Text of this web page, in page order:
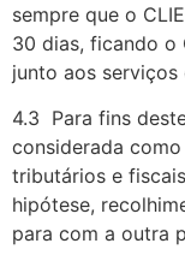
sempre que o
30 dias, ficando o
junto aos
4.3 Para fins
considerada
tributários e
hipótese,
para com a outra